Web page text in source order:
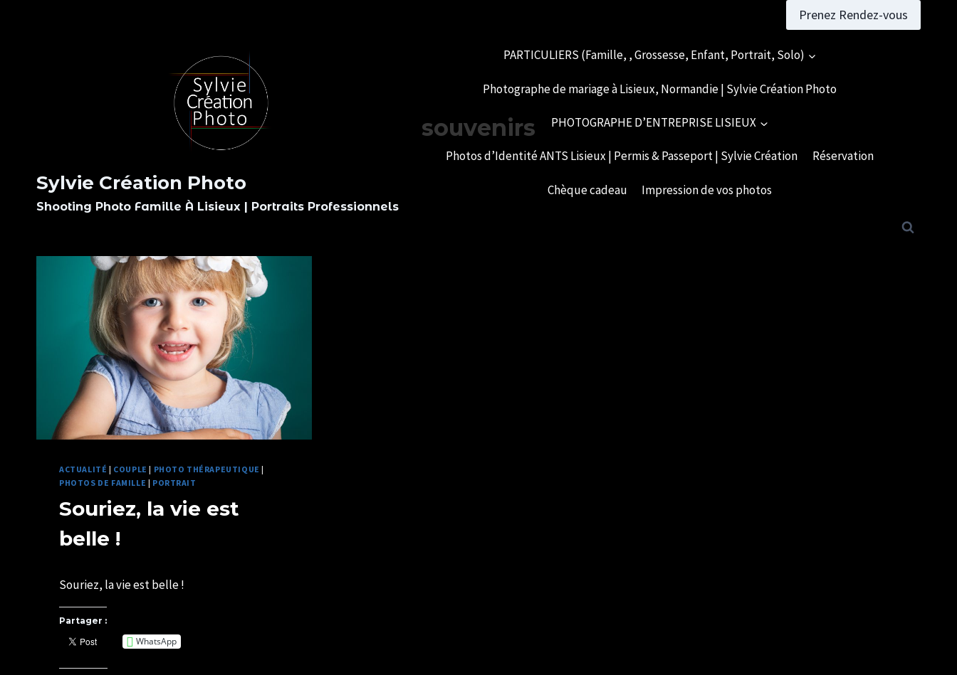
Prenez Rendez-vous
Sylvie Création Photo
Shooting Photo Famille À Lisieux | Portraits Professionnels
PARTICULIERS (Famille, , Grossesse, Enfant, Portrait, Solo)
Photographe de mariage à Lisieux, Normandie | Sylvie Création Photo
PHOTOGRAPHE D’ENTREPRISE LISIEUX
Photos d’Identité ANTS Lisieux | Permis & Passeport | Sylvie Création Réservation
Chèque cadeau Impression de vos photos
souvenirs
ACTUALITÉ | COUPLE | PHOTO THÉRAPEUTIQUE |
PHOTOS DE FAMILLE | PORTRAIT
Souriez, la vie est
belle !
U82599339
Souriez, la vie est belle !
Partager :
WhatsApp